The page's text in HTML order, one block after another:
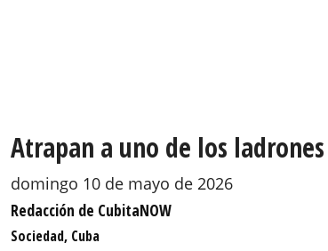
Atrapan a uno de los
domingo 10 de mayo de 2026
Redacción de CubitaNOW
Sociedad, Cuba